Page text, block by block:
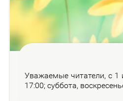
Ува­жа­е­мые чи­та­те­ли, с 1
17:00; суб­бо­та,